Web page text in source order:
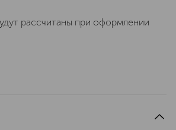
рассчитаны при оформлении